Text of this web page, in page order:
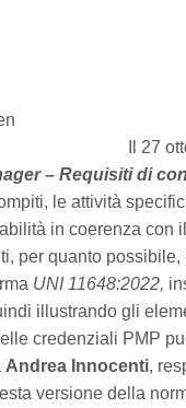
Il 27
– Requisiti di
le attività
in coerenza
per quanto
UNI 11648:2022,
illustrando gli
credenziali PMP
Andrea Innocenti,
versione della